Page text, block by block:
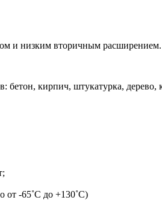
и низким вторичным расширением.
бетон, кирпич, штукатурка,
от -65˚С до +130˚С)